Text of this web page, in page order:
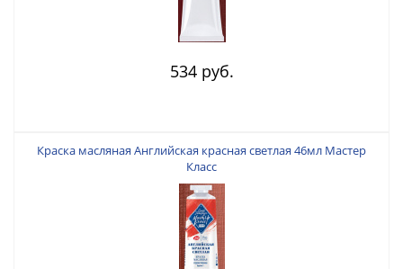
534 руб.
Краска масляная Английская красная светлая 46мл Мастер
Класс